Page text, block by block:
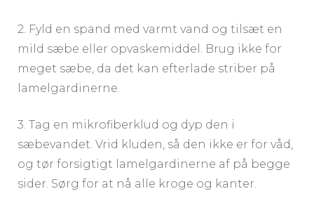
2. Fyld en spand med varmt vand og tilsæt en
mild sæbe eller opvaskemiddel. Brug ikke for
meget sæbe, da det kan efterlade striber på
lamelgardinerne.
3. Tag en mikrofiberklud og dyp den i
sæbevandet. Vrid kluden, så den ikke er for våd,
og tør forsigtigt lamelgardinerne af på begge
sider. Sørg for at nå alle kroge og kanter.